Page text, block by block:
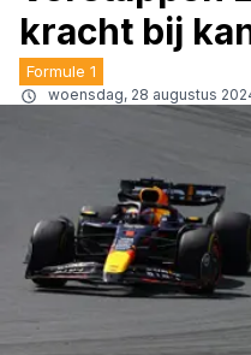
kracht bij
Formule 1
woensdag, 28 augustus